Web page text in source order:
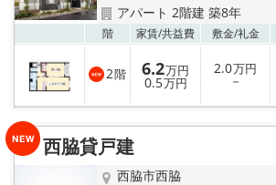
アパート 2階建 築8年
階 家賃/共益費 敷金/礼金
2階 6.2万円
0.5万円
2.0万円
－
西脇貸戸建
西脇市西脇